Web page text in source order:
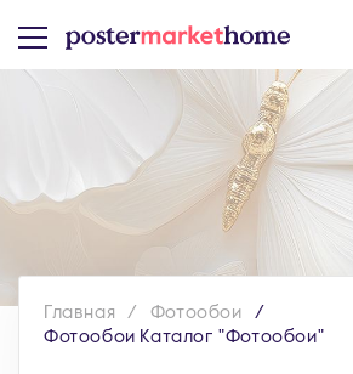
Главная
Фотообои
Фотообои Каталог "Фотообои"